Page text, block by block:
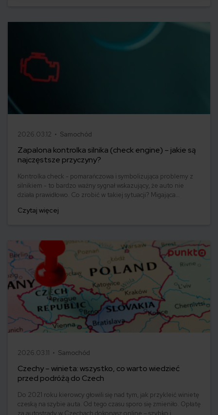
2026.03.12 • Samochód
Zapalona kontrolka silnika (check engine) – jakie są
najczęstsze przyczyny?
Kontrolka check - pomarańczowa i symbolizująca problemy z
silnikiem - to bardzo ważny sygnał wskazujący, że auto nie
działa prawidłowo. Co zrobić w takiej sytuacji? Migająca
czas na szybką weryfikację stanu pojazdu i jego kluczowego
Czytaj więcej
2026.03.11 • Samochód
Czechy – winieta: wszystko, co warto wiedzieć
przed podróżą do Czech
Do 2021 roku kierowcy głowili się nad tym, jak przykleić winietę
czeską na szybie auta. Od tego czasu sporo się zmieniło. Opłatę
za autostrady w Czechach dokonasz online – szybko i